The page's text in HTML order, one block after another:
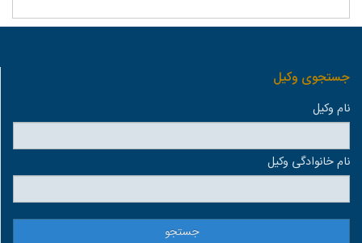
جستجوی وكيل
نام وكيل
نام خانوادگی وكيل